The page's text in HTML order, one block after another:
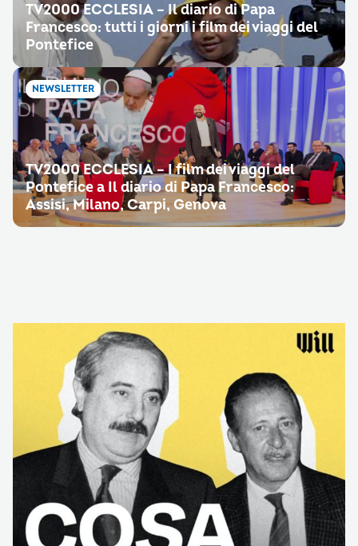
TV2000 ECCLESIA – Il diario di Papa
Francesco: tutti i giorni i film dei viaggi del
Pontefice
NEWSLETTER
TV2000 ECCLESIA – I film dei viaggi del
Pontefice a Il diario di Papa Francesco:
Assisi, Milano, Carpi, Genova